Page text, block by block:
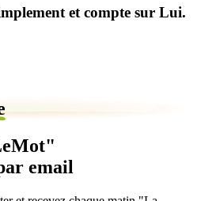
et compte sur Lui.
email